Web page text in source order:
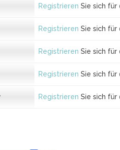
Registrieren Sie sich für
Registrieren Sie sich für
Registrieren Sie sich für
Registrieren Sie sich für
Registrieren Sie sich für